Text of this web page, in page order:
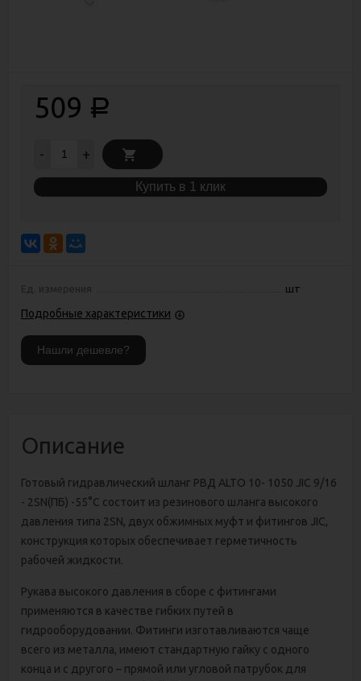
509 Р
- +
Купить в 1 клик
Ед. измерения шт
Подробные характеристики
Описание
Готовый гидравлический шланг РВД ALTO 10- 1050 JIC 9/16
- 2SN(ПБ) -55°C состоит из резинового шланга высокого
давления типа 2SN, двух обжимных муфт и фитингов JIC,
конструкция которых обеспечивает герметичность
рабочей жидкости.
Рукава высокого давления в сборе с фитингами
применяются в качестве гибких путей в
гидрооборудовании. Фитинги изготавливаются чаще
всего из металла, имеют стандартную гайку с одного
конца и с другого – прямой или угловой патрубок для